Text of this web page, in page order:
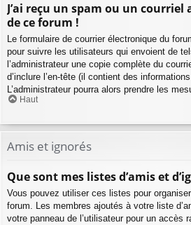
J’ai reçu un spam ou un courriel
de ce forum !
Le formulaire de courrier électronique du
pour suivre les utilisateurs qui envoient de
l’administrateur une copie complète du
d’inclure l’en-tête (il contient des
L’administrateur pourra alors prendre les
Haut
Amis et ignorés
Que sont mes listes d’amis et
Vous pouvez utiliser ces listes pour
forum. Les membres ajoutés à votre liste
votre panneau de l’utilisateur pour un accès